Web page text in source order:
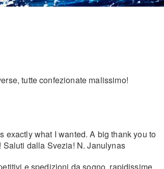
tutte confezionate malissimo!
exactly what I wanted. A big thank you to
dalla Svezia! N. Janulynas